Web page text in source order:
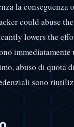
la
could abuse
lowers the
abuso di quota
sono